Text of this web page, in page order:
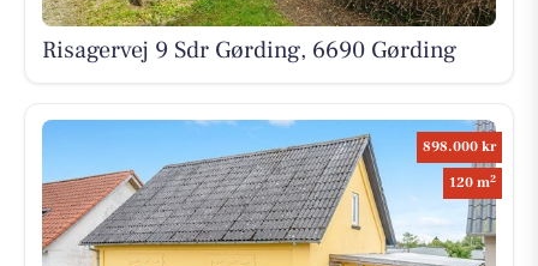
Risagervej 9 Sdr Gørding, 6690 Gørding
898.000 kr
120 m2